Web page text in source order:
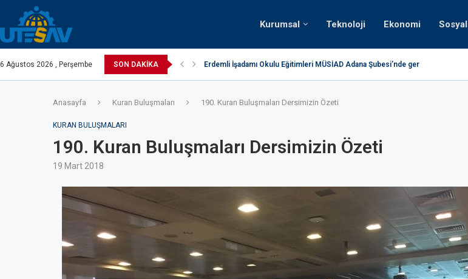
Kurumsal Teknoloji Ekonomi Sosyal
6 Ağustos 2026 , Perşembe SON DAKIKA Erdemli İşadamı Okulu Eğitimleri MÜSİAD Adana Şubesi’nde gerçekleştirildi.
Anasayfa Kuran Buluşmaları 190. Kuran Buluşmaları Dersimizin Özeti
KURAN BULUŞMALARI
190. Kuran Buluşmaları Dersimizin Özeti
19 Mart 2018